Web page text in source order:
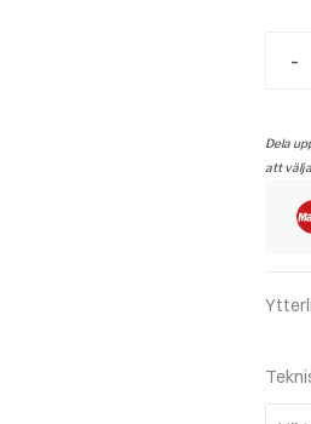
-
Origo
Dela
att